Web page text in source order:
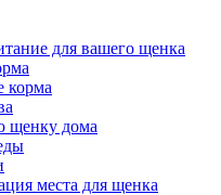
для вашего щенка
корма
щенку дома
места для щенка